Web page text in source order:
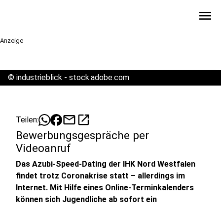
menu
Anzeige
© industrieblick - stock.adobe.com
Teilen: mailopen_in_new
Bewerbungsgespräche per
Videoanruf
Das Azubi-Speed-Dating der IHK Nord Westfalen
findet trotz Coronakrise statt – allerdings im
Internet. Mit Hilfe eines Online-Terminkalenders
können sich Jugendliche ab sofort ein